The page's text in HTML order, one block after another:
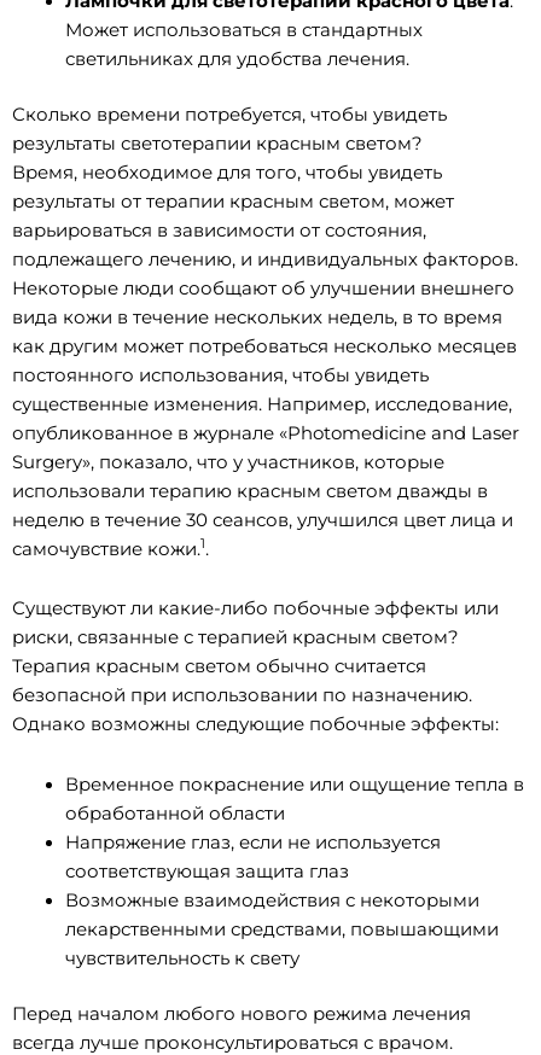
Может использоваться в стандартных
светильниках для удобства лечения.
Сколько времени потребуется, чтобы увидеть
результаты светотерапии красным светом?
Время, необходимое для того, чтобы увидеть
результаты от терапии красным светом, может
варьироваться в зависимости от состояния,
подлежащего лечению, и индивидуальных факторов.
Некоторые люди сообщают об улучшении внешнего
вида кожи в течение нескольких недель, в то время
как другим может потребоваться несколько месяцев
постоянного использования, чтобы увидеть
существенные изменения. Например, исследование,
опубликованное в журнале «Photomedicine and Laser
Surgery», показало, что у участников, которые
использовали терапию красным светом дважды в
неделю в течение 30 сеансов, улучшился цвет лица и
самочувствие кожи.1.
Существуют ли какие-либо побочные эффекты или
риски, связанные с терапией красным светом?
Терапия красным светом обычно считается
безопасной при использовании по назначению.
Однако возможны следующие побочные эффекты:
Временное покраснение или ощущение тепла в
обработанной области
Напряжение глаз, если не используется
соответствующая защита глаз
Возможные взаимодействия с некоторыми
лекарственными средствами, повышающими
чувствительность к свету
Перед началом любого нового режима лечения
всегда лучше проконсультироваться с врачом.